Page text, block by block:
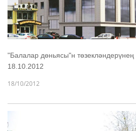
"Балалар дөньясы"н төзекләндерүнең
18.10.2012
18/10/2012